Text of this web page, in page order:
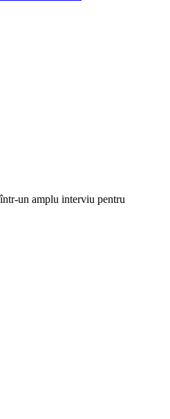
un amplu interviu pentru